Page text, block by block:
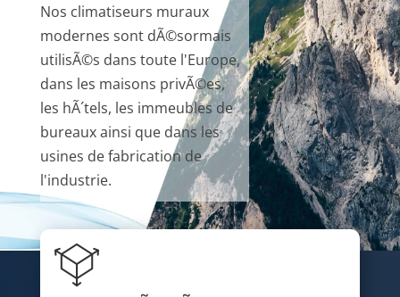
Nos climatiseurs muraux
modernes sont dÃ©sormais
utilisÃ©s dans toute l'Europe,
dans les maisons privÃ©es,
les hÃ´tels, les immeubles de
bureaux ainsi que dans les
usines de fabrication de
l'industrie.